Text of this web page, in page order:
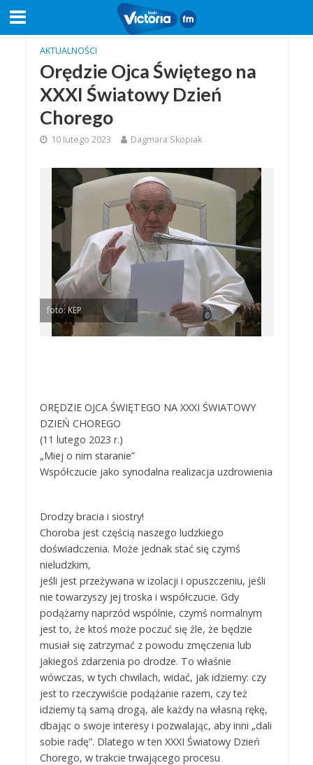
AKTUALNOŚCI
Orędzie Ojca Świętego na
XXXI Światowy Dzień
Chorego
10 lutego 2023 Dagmara Skopiak
foto: KEP
ORĘDZIE OJCA ŚWIĘTEGO NA XXXI ŚWIATOWY
DZIEŃ CHOREGO
(11 lutego 2023 r.)
„Miej o nim staranie”
Współczucie jako synodalna realizacja uzdrowienia
Drodzy bracia i siostry!
Choroba jest częścią naszego ludzkiego
doświadczenia. Może jednak stać się czymś
nieludzkim,
jeśli jest przeżywana w izolacji i opuszczeniu, jeśli
nie towarzyszy jej troska i współczucie. Gdy
podążamy naprzód wspólnie, czymś normalnym
jest to, że ktoś może poczuć się źle, że będzie
musiał się zatrzymać z powodu zmęczenia lub
jakiegoś zdarzenia po drodze. To właśnie
wówczas, w tych chwilach, widać, jak idziemy: czy
jest to rzeczywiście podążanie razem, czy też
idziemy tą samą drogą, ale każdy na własną rękę,
dbając o swoje interesy i pozwalając, aby inni „dali
sobie radę”. Dlatego w ten XXXI Światowy Dzień
Chorego, w trakcie trwającego procesu